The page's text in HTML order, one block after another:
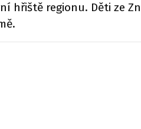
hřiště regionu. Děti ze